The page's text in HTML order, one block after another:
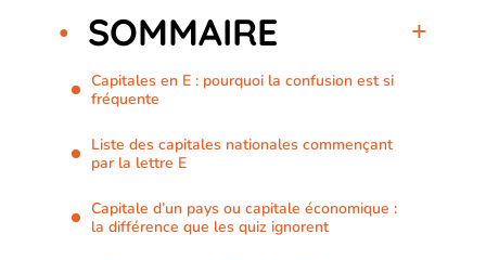
SOMMAIRE
Capitales en E : pourquoi la confusion est si
fréquente
Liste des capitales nationales commençant
par la lettre E
Capitale d’un pays ou capitale économique :
la différence que les quiz ignorent